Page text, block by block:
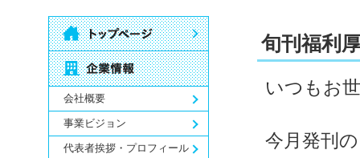
会社概要
事業ビジョン
代表者挨拶・プロフィール
旬刊福利
いつもお
今月発刊